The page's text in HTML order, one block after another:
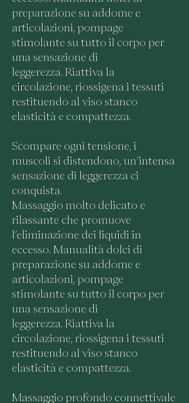
preparazione su addome e
articolazioni, pompage
stimolante su tutto il corpo per
una sensazione di
leggerezza. Riattiva la
circolazione, riossigena i tessuti
restituendo al viso stanco
elasticità e compattezza.
Scompare ogni tensione, i
muscoli si distendono, un’intensa
sensazione di leggerezza ci
conquista.
Massaggio molto delicato e
rilassante che promuove
l’eliminazione dei liquidi in
eccesso. Manualità dolci di
preparazione su addome e
articolazioni, pompage
stimolante su tutto il corpo per
una sensazione di
leggerezza. Riattiva la
circolazione, riossigena i tessuti
restituendo al viso stanco
elasticità e compattezza.
Massaggio profondo connettivale